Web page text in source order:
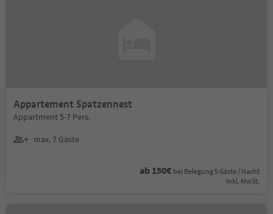
Appartement Spatzennest
Appartment 5-7 Pers.
max. 7 Gäste
ab 150€ bei Belegung 5 Gäste / Nacht
Inkl. MwSt.